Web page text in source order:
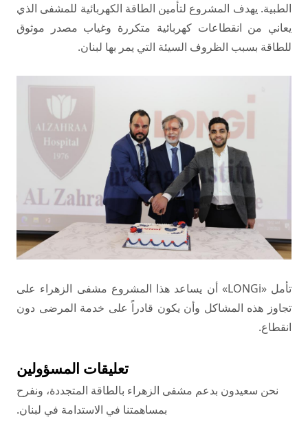
الطبية. يهدف المشروع لتأمين الطاقة الكهربائية للمشفى الذي
يعاني من انقطاعات كهربائية متكررة وغياب مصدر موثوق
للطاقة بسبب الظروف السيئة التي يمر بها لبنان.
تأمل «LONGi» أن يساعد هذا المشروع مشفى الزهراء على
تجاوز هذه المشاكل وأن يكون قادراً على خدمة المرضى دون
انقطاع.
تعليقات المسؤولين
نحن سعيدون بدعم مشفى الزهراء بالطاقة المتجددة، ونفرح
بمساهمتنا في الاستدامة في لبنان.